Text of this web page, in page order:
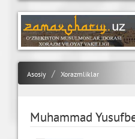
Asosiy Xorazmliklar
Muhammad